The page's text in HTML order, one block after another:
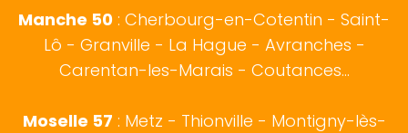
Manche 50 : Cherbourg-en-Cotentin - Saint-
Lô - Granville - La Hague - Avranches -
Carentan-les-Marais - Coutances...
Moselle 57 : Metz - Thionville - Montigny-lès-